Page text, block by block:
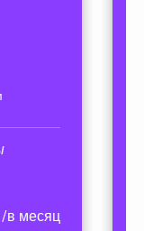
/в месяц